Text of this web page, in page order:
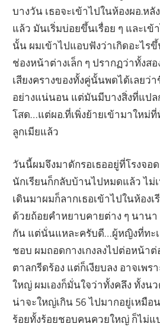
บางวัน เธอจะเข้าไปในห้องผอ.หลั
แล้ว มันเริ่มบ่อยขึ้นเรื่อย ๆ และเ
นั้น ผมเข้าไปแอบฟังว่าเกิดอะไร
ช่องหน้าต่างเล็ก ๆ ปรากฏว่าทั้งส
เสียงครางของทั้งคู่นั้นพดได้เลยว่
อย่างแน่นอน แต่มันมีบางสิ่งที่แปล
โสด…แต่ผอ.ที่เพิ่งย้ายเข้ามาใหม่
ลูกเมียแล้ว
วันนี้ผมจึงมาดักรอเธออยู่ที่โรงจอ
นักเรียนก็กลับบ้านไปหมดแล้ว ไม่
เดินมาผมก็ลากเธอเข้าไปในห้อง
ด้วยถ้อยคำหยาบคายต่าง ๆ นาน
กัน แต่นั่นแหละครับดี…ผู้หญิงที่ทะ
ชอบ ผมถอดกางเกงลงไปต่อหน้าต่
ตาลกรีดร้อง แต่ก็เงียบลง อาจเพร
ใหญ่ ผมเองก็มั่นใจว่าทั้งคลึง ทั้งน
น่าจะใหญ่เกิน 56 ไปมากอยู่เหมื
ร้อยทั้งร้อยชอบคนควยใหญ่ ก็ไม่แ